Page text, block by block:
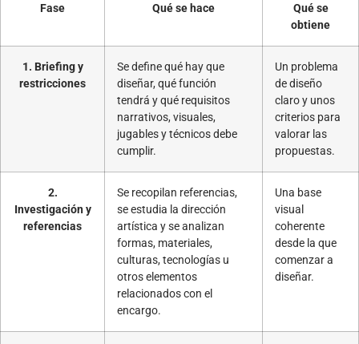
Fase Qué se hace
Qué se
obtiene
1. Briefing y
restricciones
Se define qué hay que
diseñar, qué función
tendrá y qué requisitos
narrativos, visuales,
jugables y técnicos debe
cumplir.
Un problema
de diseño
claro y unos
criterios para
valorar las
propuestas.
2.
Investigación y
referencias
Se recopilan referencias,
se estudia la dirección
artística y se analizan
formas, materiales,
culturas, tecnologías u
otros elementos
relacionados con el
encargo.
Una base
visual
coherente
desde la que
comenzar a
diseñar.